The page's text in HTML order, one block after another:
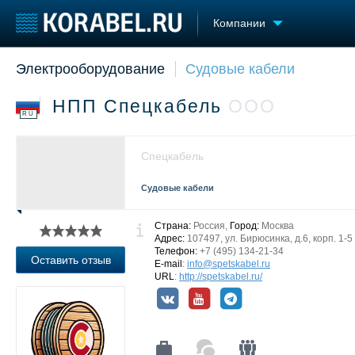
Компании
Судостроение
Новости
Реклама
Торговая площадка
Продажа флота
Изделия
Услуги
Электрооборудование Судовые кабели
RU НПП Спецкабель ООО
Спецкабель
Судовые кабели
Оставить отзыв
Страна: Россия, Город: Москва
Адрес: 107497, ул. Бирюсинка, д.6, корп. 1-5
Телефон: +7 (495) 134-21-34
E-mail : info@spetskabel.ru
URL: http://spetskabel.ru/